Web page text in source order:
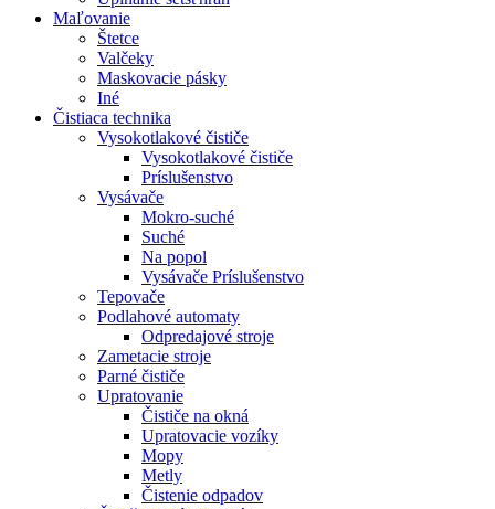
Maľovanie
Štetce
Valčeky
Maskovacie pásky
Iné
Čistiaca technika
Vysokotlakové čističe
Vysokotlakové čističe
Príslušenstvo
Vysávače
Mokro-suché
Suché
Na popol
Vysávače Príslušenstvo
Tepovače
Podlahové automaty
Odpredajové stroje
Zametacie stroje
Parné čističe
Upratovanie
Čističe na okná
Upratovacie vozíky
Mopy
Metly
Čistenie odpadov